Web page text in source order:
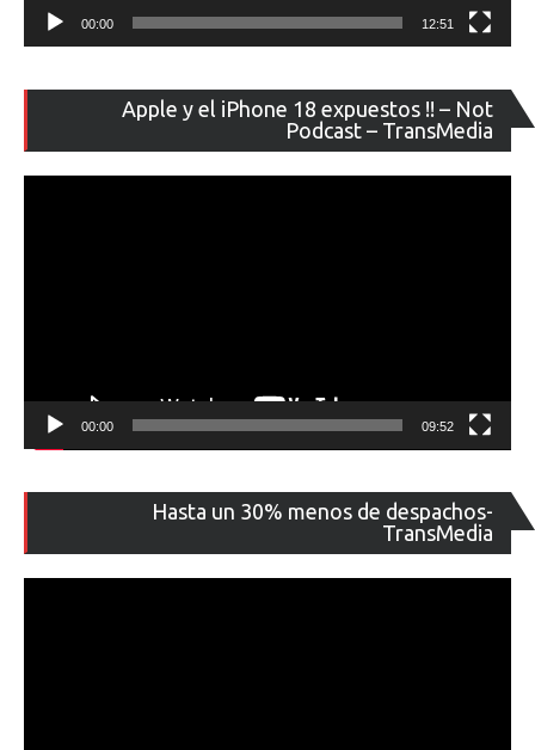
00:00 12:51
Apple y el iPhone 18 expuestos !! – Not
Podcast – TransMedia
de
00:00 09:52
Hasta un 30% menos de despachos-
TransMedia
de